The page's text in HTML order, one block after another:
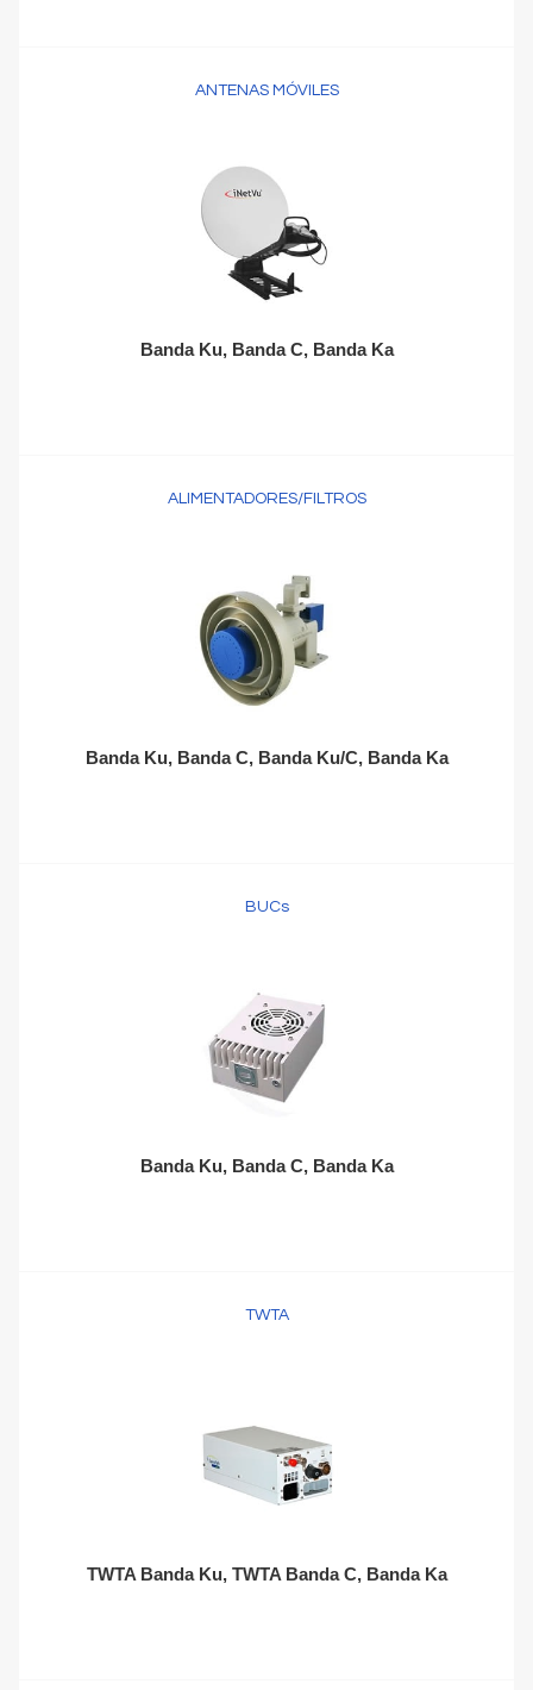
ANTENAS MÓVILES
Banda Ku, Banda C, Banda Ka
ALIMENTADORES/FILTROS
Banda Ku, Banda C, Banda Ku/C, Banda Ka
BUCs
Banda Ku, Banda C, Banda Ka
TWTA
TWTA Banda Ku, TWTA Banda C, Banda Ka